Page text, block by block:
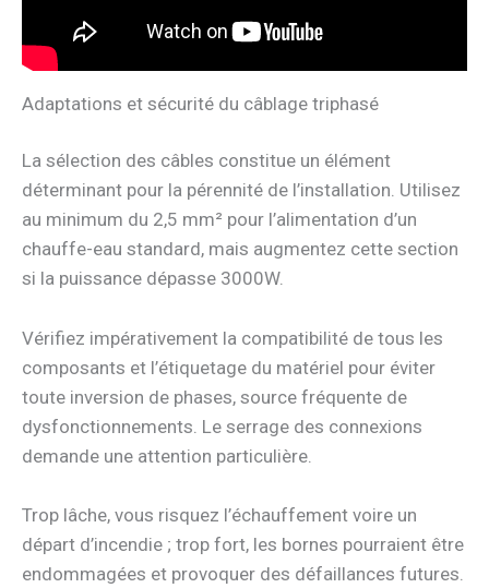
Adaptations et sécurité du câblage triphasé
La sélection des câbles constitue un élément
déterminant pour la pérennité de l’installation. Utilisez
au minimum du 2,5 mm² pour l’alimentation d’un
chauffe-eau standard, mais augmentez cette section
si la puissance dépasse 3000W.
Vérifiez impérativement la compatibilité de tous les
composants et l’étiquetage du matériel pour éviter
toute inversion de phases, source fréquente de
dysfonctionnements. Le serrage des connexions
demande une attention particulière.
Trop lâche, vous risquez l’échauffement voire un
départ d’incendie ; trop fort, les bornes pourraient être
endommagées et provoquer des défaillances futures.